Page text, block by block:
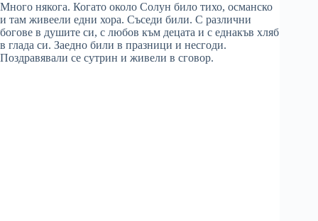
Много някога. Когато около Солун било тихо, османско
и там живеели едни хора. Съседи били. С различни
богове в душите си, с любов към децата и с еднакъв хляб
в глада си. Заедно били в празници и несгоди.
Поздравявали се сутрин и живели в сговор.